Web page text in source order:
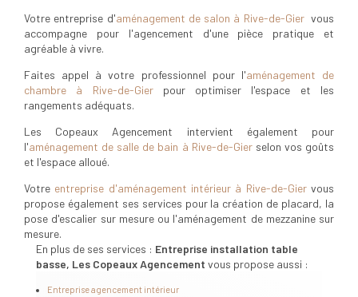
Votre entreprise d'aménagement de salon à Rive-de-Giervous
accompagne pour l'agencement d'une pièce pratique et
agréable à vivre.
Faites appel à votre professionnel pour l'aménagement de
chambre à Rive-de-Gierpour optimiser l'espace et les
rangements adéquats.
Les Copeaux Agencement intervient également pour
l'aménagement de salle de bain à Rive-de-Gierselon vos goûts
et l'espace alloué.
Votre entreprise d'aménagement intérieur à Rive-de-Giervous
propose également ses services pour la création de placard, la
pose d'escalier sur mesure ou l'aménagement de mezzanine sur
mesure.
En plus de ses services : Entreprise installation table
basse, Les Copeaux Agencement vous propose aussi :
Entreprise agencement intérieur